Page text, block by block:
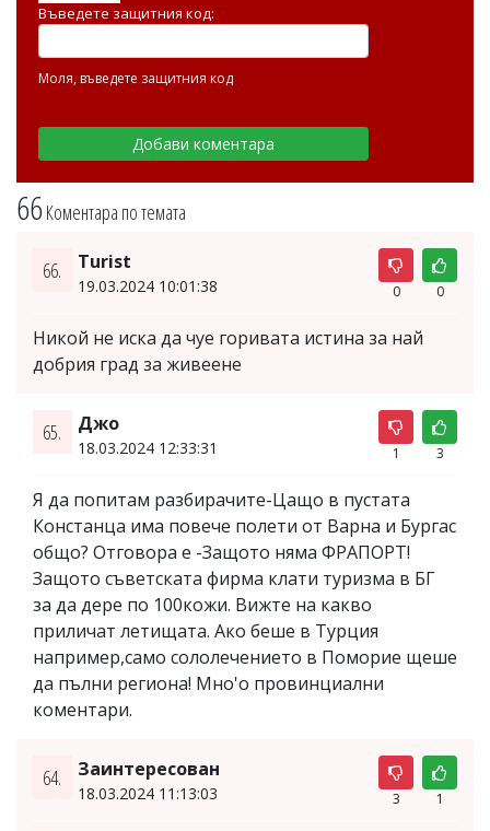
66Коментара по темата
66. Turist
19.03.2024 10:01:38 0 0
Никой не иска да чуе горивата истина за най
добрия град за живеене
65. Джо
18.03.2024 12:33:31 1 3
Я да попитам разбирачите-Цащо в пустата
Констанца има повече полети от Варна и Бургас
общо? Отговора е -Защото няма ФРАПОРТ!
Защото съветската фирма клати туризма в БГ
за да дере по 100кожи. Вижте на какво
приличат летищата. Ако беше в Турция
например,само сололечението в Поморие щеше
да пълни региона! Мно'о провинциални
коментари.
64. Заинтересован
18.03.2024 11:13:03 3 1
Въведете защитния код:
Моля, въведете защитния код